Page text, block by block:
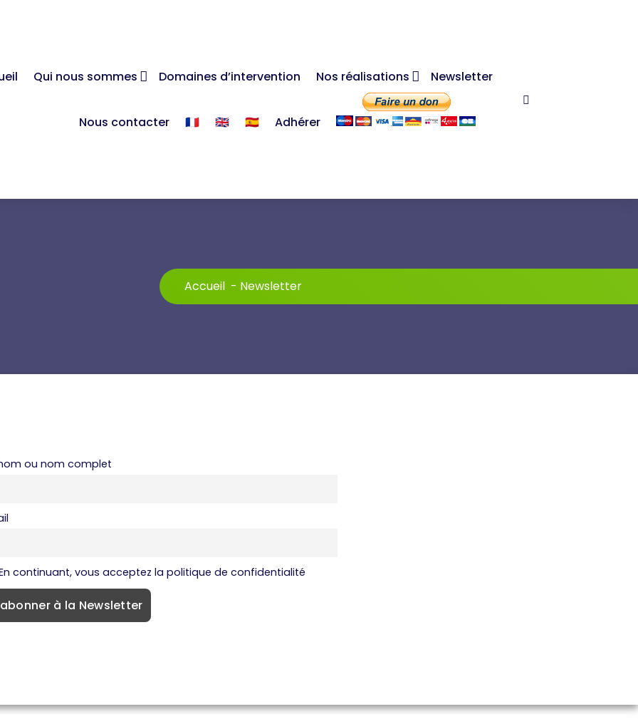
Qui nous sommes Domaines d’intervention Nos réalisations Newsletter
Nous contacter 🇫🇷 🇬🇧 🇪🇸 Adhérer
Accueil - Newsletter
ou nom complet
continuant, vous acceptez la politique de confidentialité